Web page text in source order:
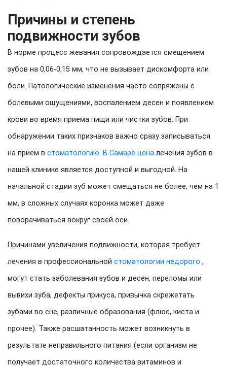
Причины и степень
подвижности зубов
В норме процесс жевания сопровождается смещением
зубов на 0,06-0,15 мм, что не вызывает дискомфорта или
боли. Патологические изменения часто сопряжены с
болевыми ощущениями, воспалением десен и появлением
крови во время приема пищи или чистки зубов. При
обнаружении таких признаков важно сразу записываться
на прием в стоматологию. В Самаре цена лечения зубов в
нашей клинике является доступной и выгодной. На
начальной стадии зуб может смещаться не более, чем на 1
мм, в сложных случаях коронка может даже
поворачиваться вокруг своей оси.
Причинами увеличения подвижности, которая требует
лечения в профессиональной стоматологии недорого ,
могут стать заболевания зубов и десен, переломы или
вывихи зуба, дефекты прикуса, привычка скрежетать
зубами во сне, различные образования (флюс, киста и
прочее). Также расшатанность может возникнуть в
результате неправильного питания (если организм не
получает достаточного количества витаминов и